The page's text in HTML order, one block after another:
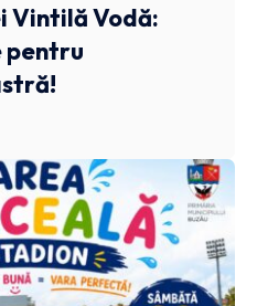
Vintilă Vodă:
pentru